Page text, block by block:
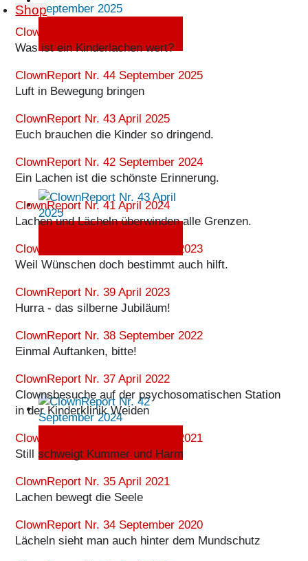
Shop
ClownReport Nr. 45 April 2026
Was ist ein Kinderlachen wert?
ClownReport Nr. 44 September 2025
Luft in Bewegung bringen
ClownReport Nr. 43 April 2025
Euch brauchen die Kinder so dringend.
ClownReport Nr. 42 September 2024
Ein Lachen ist die schönste Erinnerung.
ClownReport Nr. 41 April 2024
Lachen und Lächeln überwinden alle Grenzen.
ClownReport Nr. 40 September 2023
Weil Wünschen doch bestimmt auch hilft.
ClownReport Nr. 39 April 2023
Hurra - das silberne Jubiläum!
ClownReport Nr. 38 September 2022
Einmal Auftanken, bitte!
ClownReport Nr. 37 April 2022
Clownsbesuche auf der psychosomatischen Station
in der Kinderklinik Weiden
ClownReport Nr. 36 September 2021
Still schweigt Kummer und Harm
ClownReport Nr. 35 April 2021
Lachen bewegt die Seele
ClownReport Nr. 34 September 2020
Lächeln sieht man auch hinter dem Mundschutz